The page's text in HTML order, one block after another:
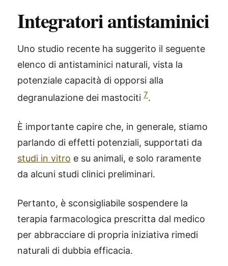
Integratori antistaminici
Uno studio recente ha suggerito il seguente
elenco di antistaminici naturali, vista la
potenziale capacità di opporsi alla
degranulazione dei mastociti 7.
È importante capire che, in generale, stiamo
parlando di effetti potenziali, supportati da
studi in vitro e su animali, e solo raramente
da alcuni studi clinici preliminari.
Pertanto, è sconsigliabile sospendere la
terapia farmacologica prescritta dal medico
per abbracciare di propria iniziativa rimedi
naturali di dubbia efficacia.